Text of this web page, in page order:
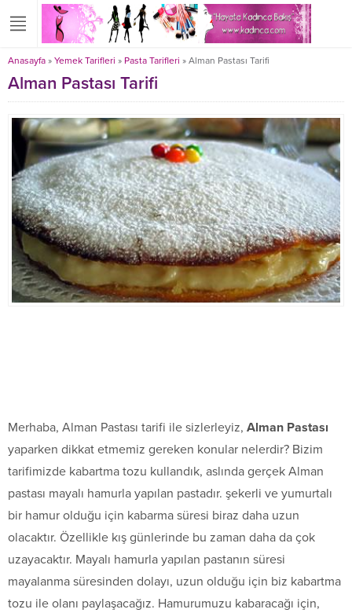
Anasayfa » Yemek Tarifleri » Pasta Tarifleri » Alman Pastası Tarifi
Alman Pastası Tarifi
Merhaba, Alman Pastası tarifi ile sizlerleyiz, Alman Pastası
yaparken dikkat etmemiz gereken konular nelerdir? Bizim
tarifimizde kabartma tozu kullandık, aslında gerçek Alman
pastası mayalı hamurla yapılan pastadır. şekerli ve yumurtalı
bir hamur olduğu için kabarma süresi biraz daha uzun
olacaktır. Özellikle kış günlerinde bu zaman daha da çok
uzayacaktır. Mayalı hamurla yapılan pastanın süresi
mayalanma süresinden dolayı, uzun olduğu için biz kabartma
tozu ile olanı paylaşacağız. Hamurumuzu kabaracağı için,